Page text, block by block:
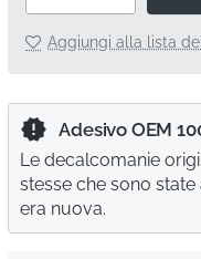
Aggiungi alla lista
Adesivo OEM
Le decalcomanie
stesse che sono
era nuova.